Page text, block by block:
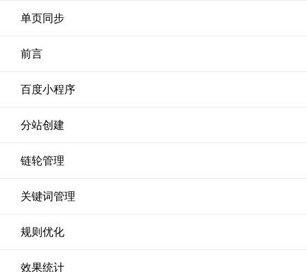
单页同步
前言
百度小程序
分站创建
链轮管理
关键词管理
规则优化
效果统计